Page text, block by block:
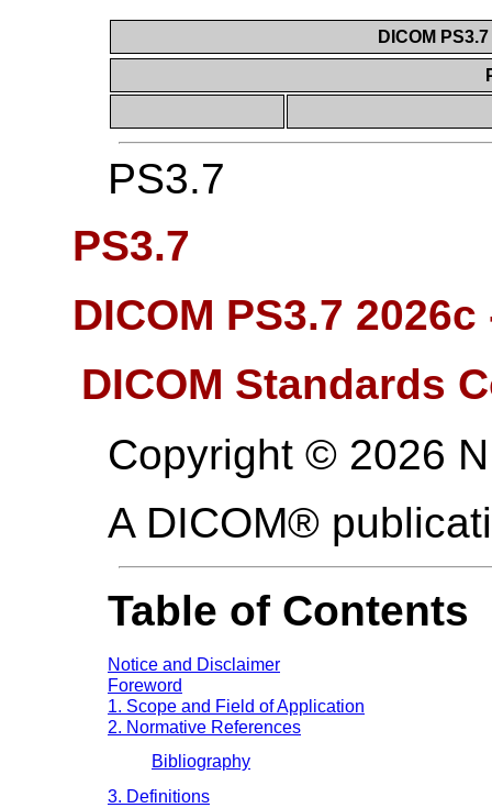
DICOM
PS3.7
PS3.7
DICOM PS3.7
DICOM Standards
Copyright © 2026
A DICOM®
Table of Contents
Notice and Disclaimer
Foreword
1. Scope and Field of Application
2. Normative References
Bibliography
3. Definitions